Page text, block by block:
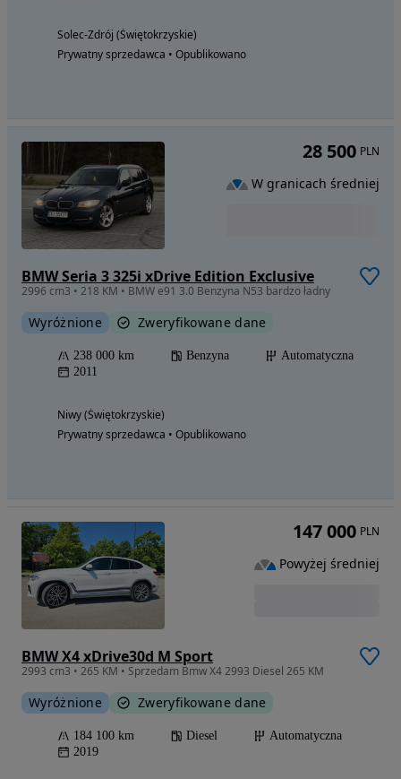
Solec-Zdrój (Świętokrzyskie)
Prywatny sprzedawca • Opublikowano
BMW Seria 3 325i xDrive Edition Exclusive
2996 cm3 • 218 KM • BMW e91 3.0 Benzyna N53 bardzo ładny
Wyróżnione Zweryfikowane dane
238 000 km Benzyna
Automatyczna
2011
Niwy (Świętokrzyskie)
Prywatny sprzedawca • Opublikowano
28 500 PLN
W granicach średniej
BMW X4 xDrive30d M Sport
2993 cm3 • 265 KM • Sprzedam Bmw X4 2993 Diesel 265 KM
Wyróżnione Zweryfikowane dane
184 100 km Diesel
Automatyczna
2019
147 000 PLN
Powyżej średniej